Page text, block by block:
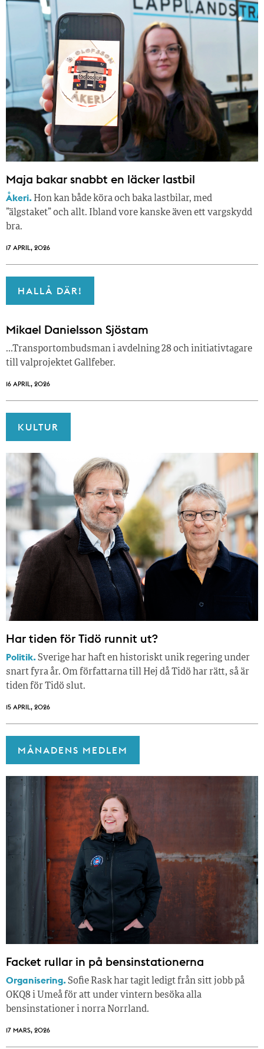
Maja bakar snabbt en läcker lastbil
Åkeri. Hon kan både köra och baka lastbilar, med
”älgstaket” och allt. Ibland vore kanske även ett vargskydd
bra.
17 APRIL, 2026
HALLÅ DÄR!
Mikael Danielsson Sjöstam
…Transportombudsman i avdelning 28 och initiativtagare
till valprojektet Gallfeber.
16 APRIL, 2026
KULTUR
Har tiden för Tidö runnit ut?
Politik.Sverige har haft en historiskt unik regering under
snart fyra år. Om författarna till Hej då Tidö har rätt, så är
tiden för Tidö slut.
15 APRIL, 2026
MÅNADENS MEDLEM
Facket rullar in på bensinstationerna
Organisering.Sofie Rask har tagit ledigt från sitt jobb på
OKQ8 i Umeå för att under vintern besöka alla
bensinstationer i norra Norrland.
17 MARS, 2026